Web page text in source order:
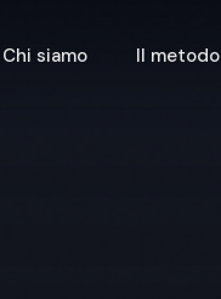
Chi siamo Il metodo